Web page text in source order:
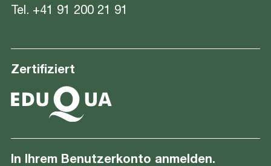
Tel. +41 91 200 21 91
Zertifiziert
In Ihrem Benutzerkonto anmelden.